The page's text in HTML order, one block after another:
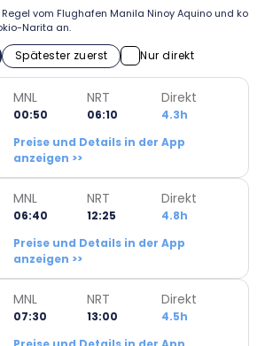
vom Flughafen Manila Ninoy Aquino und ko
Narita an.
Spätester zuerst Nur direkt
MNL
00:50
NRT
06:10
Direkt
4.3h
Preise und Details in der App
anzeigen >>
MNL
06:40
NRT
12:25
Direkt
4.8h
Preise und Details in der App
anzeigen >>
MNL
07:30
NRT
13:00
Direkt
4.5h